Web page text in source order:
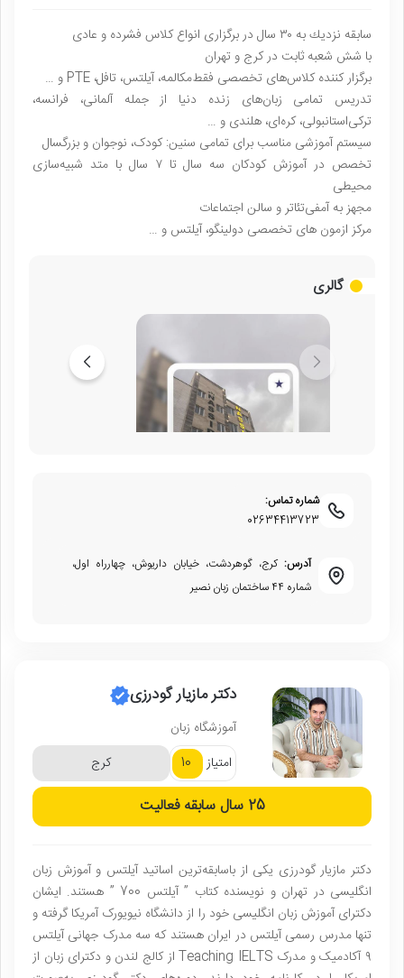
سابقه نزديك به ٣٠ سال در برگزاری انواع کلاس فشرده و عادى
با شش شعبه ثابت در کرج و تهران
برگزار کننده کلاس‌های تخصصی فقط‌مکالمه، آیلتس، تافل، PTE و …
تدریس تمامی زبان‌های زنده دنیا از جمله آلمانی، فرانسه،
ترکی‌استانبولی، کره‌ای، هلندی و …
سیستم آموزشی مناسب برای تمامی سنین: کودک، نوجوان و بزرگسال
تخصص در آموزش کودکان سه سال تا ۷ سال با متد شبیه‌سازی
محیطی
مجهز به آمفی‌تئاتر و سالن اجتماعات
مركز ازمون هاى تخصصى دولينگو، آيلتس و …
گالری
شماره تماس:
02634413723
آدرس: کرج، گوهردشت، خیابان داریوش، چهارراه اول،
شماره ۴۴ ساختمان زبان نصیر
دکتر مازیار گودرزی
آموزشگاه زبان
امتیاز
10 کرج
25 سال سابقه فعالیت
دکتر مازیار گودرزی یکی از باسابقه‌ترین اساتید آیلتس و آموزش زبان
انگلیسی در تهران و نویسنده کتاب ” آیلتس 700 ” هستند. ایشان
دکترای آموزش زبان انگلیسی خود را از دانشگاه نیویورک آمریکا گرفته و
تنها مدرس رسمی آیلتس در ایران هستند که سه مدرک جهانی آیلتس
۹ آکادمیک و مدرک Teaching IELTS از کالج لندن و دکترای زبان از